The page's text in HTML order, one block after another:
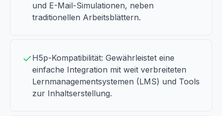
und E-Mail-Simulationen, neben
traditionellen Arbeitsblättern.
H5p-Kompatibilität: Gewährleistet eine
einfache Integration mit weit verbreiteten
Lernmanagementsystemen (LMS) und Tools
zur Inhaltserstellung.